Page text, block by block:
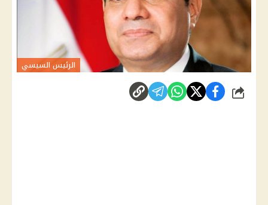
الرئيس السيسي
شارك